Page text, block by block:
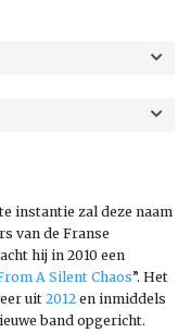
instantie zal deze naam
van de Franse
hij in 2010 een
A Silent Chaos”. Het
uit 2012 en inmiddels
band opgericht.